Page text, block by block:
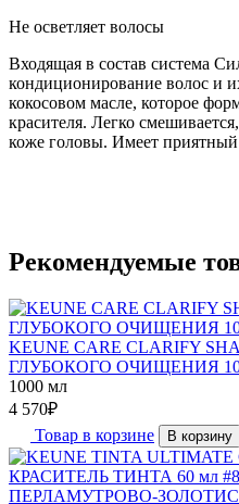
Не осветляет волосы
Входящая в состав система
кондиционирование волос и
кокосовом масле, которое
красителя. Легко
коже головы. Имеет приятный
Рекомендуемые
KEUNE CARE CLARIFY
ГЛУБОКОГО ОЧИЩЕНИЯ
1000 мл
4 570₽
Товар в корзине
В корзину